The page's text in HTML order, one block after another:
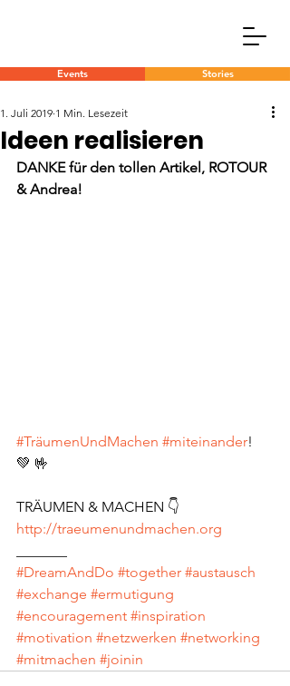
Events Stories
Ideen realisieren
1. Juli 2019 1 Min. Lesezeit
DANKE für den tollen Artikel, ROTOUR
& Andrea!
#TräumenUndMachen #miteinander!
💚 🤟
TRÄUMEN & MACHEN 👇
http://traeumenundmachen.org
#DreamAndDo #together #austausch
#exchange #ermutigung
#encouragement #inspiration
#motivation #netzwerken #networking
#mitmachen #joinin